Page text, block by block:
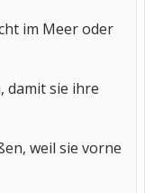
im Meer oder
damit sie ihre
weil sie vorne